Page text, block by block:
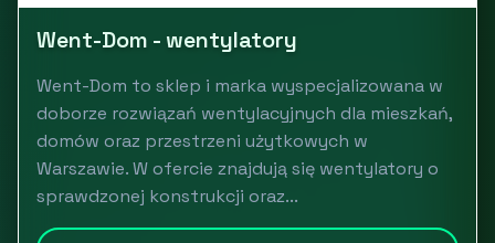
Went-Dom - wentylatory
Went-Dom to sklep i marka wyspecjalizowana w
doborze rozwiązań wentylacyjnych dla mieszkań,
domów oraz przestrzeni użytkowych w
Warszawie. W ofercie znajdują się wentylatory o
sprawdzonej konstrukcji oraz...